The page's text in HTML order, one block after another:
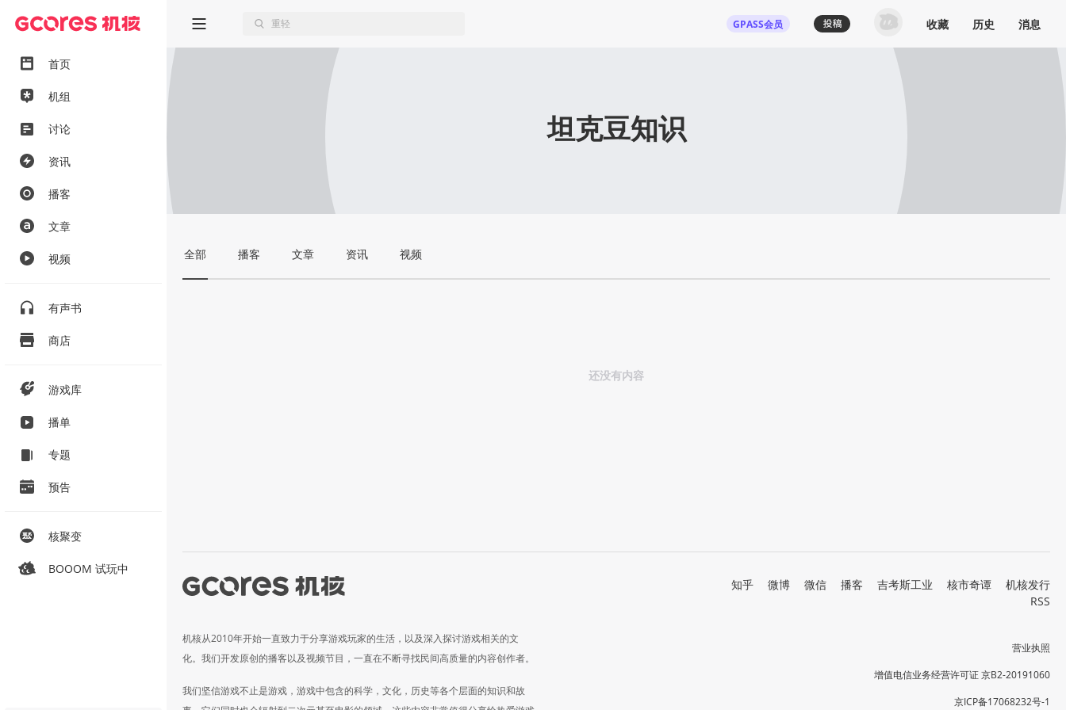
首页
机组
讨论
资讯
播客
文章
视频
有声书
商店
游戏库
播单
专题
预告
核聚变
BOOOM 试玩中
GPASS会员 收藏 历史 消息
坦克豆知识
全部 播客 文章 资讯 视频
还没有内容
机核从2010年开始一直致力于分享游戏玩家的生活，以及深入探讨游戏相关的文
化。我们开发原创的播客以及视频节目，一直在不断寻找民间高质量的内容创作者。
我们坚信游戏不止是游戏，游戏中包含的科学，文化，历史等各个层面的知识和故
知乎 微博 微信 播客 吉考斯工业 核市奇谭
机核发行
RSS
营业执照
增值电信业务经营许可证 京B2-20191060
京ICP备17068232号-1